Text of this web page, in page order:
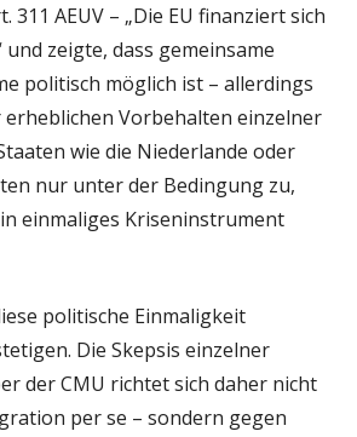
311 AEUV – „Die EU finanziert sich
zeigte, dass gemeinsame
politisch möglich ist – allerdings
Vorbehalten einzelner
wie die Niederlande oder
nur unter der Bedingung zu,
einmaliges Kriseninstrument
politische Einmaligkeit
Die Skepsis einzelner
der CMU richtet sich daher nicht
per se – sondern gegen